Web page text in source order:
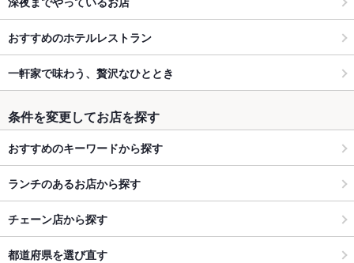
おすすめのホテルレストラン
一軒家で味わう、贅沢なひととき
条件を変更してお店を探す
おすすめのキーワードから探す
ランチのあるお店から探す
チェーン店から探す
都道府県を選び直す